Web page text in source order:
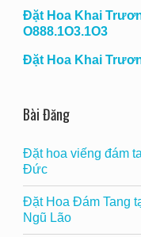
Đặt Hoa Khai
O888.1O3.1O3
Đặt Hoa Khai
Bài Đăng
Đặt hoa viếng đám
Đức
Đặt Hoa Đám Tang
Ngũ Lão